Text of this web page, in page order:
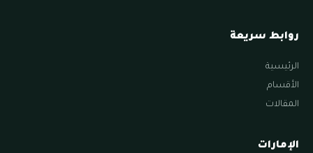
روابط سريعة
الرئيسية
الأقسام
المقالات
الإمارات